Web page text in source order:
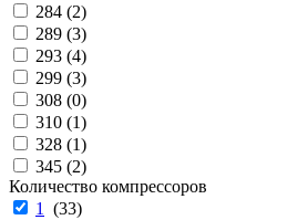
284 (2)
289 (3)
293 (4)
299 (3)
308 (0)
310 (1)
328 (1)
345 (2)
Количество компрессоров
1
(33)